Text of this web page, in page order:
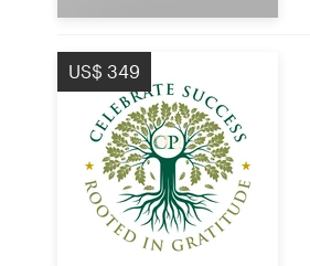
US$ 349
Central de Ajuda
Torne-se um designer